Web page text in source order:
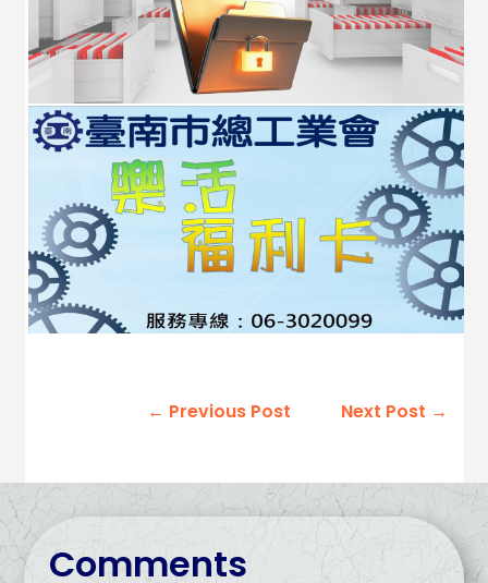
← Previous Post Next Post →
Comments